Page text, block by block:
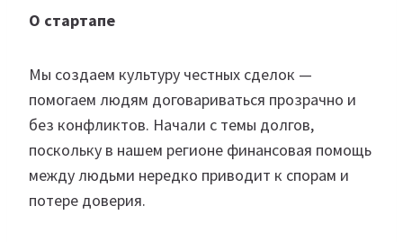
О стартапе
Мы создаем культуру честных сделок —
помогаем людям договариваться прозрачно и
без конфликтов. Начали с темы долгов,
поскольку в нашем регионе финансовая помощь
между людьми нередко приводит к спорам и
потере доверия.